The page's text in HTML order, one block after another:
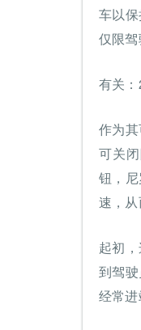
车以
仅限驾
有关
作为
可关
钮，
速，从
起初
到驾
经常